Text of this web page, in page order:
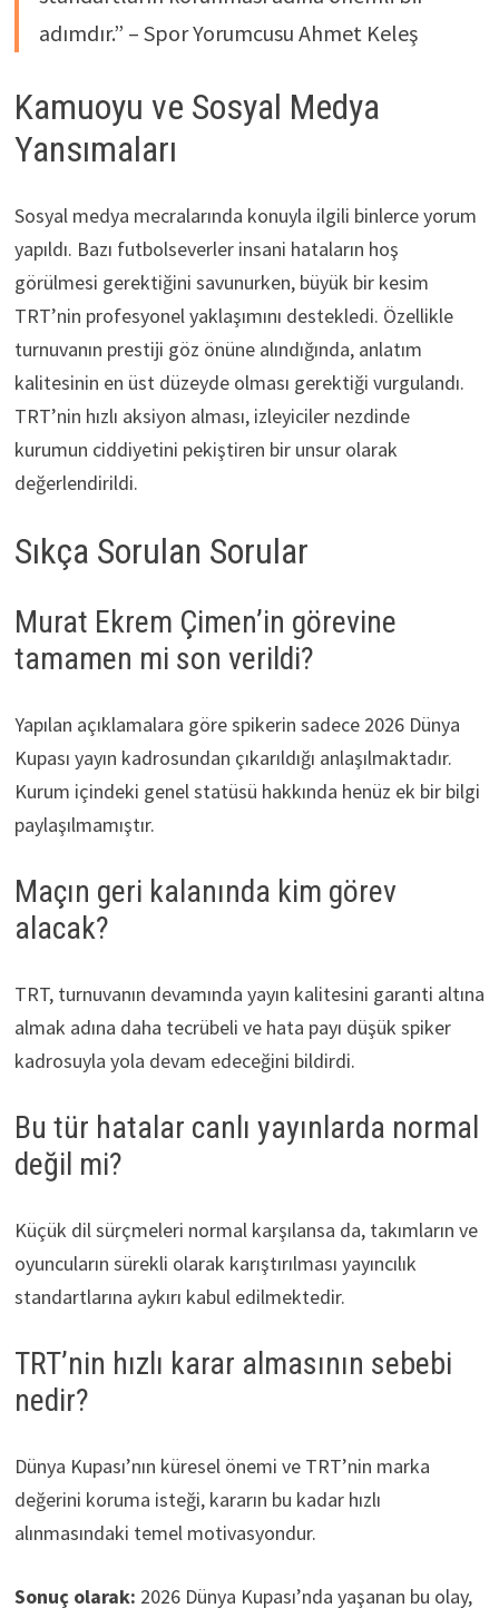
adımdır.” – Spor Yorumcusu Ahmet Keleş
Kamuoyu ve Sosyal Medya
Yansımaları
Sosyal medya mecralarında konuyla ilgili binlerce yorum
yapıldı. Bazı futbolseverler insani hataların hoş
görülmesi gerektiğini savunurken, büyük bir kesim
TRT’nin profesyonel yaklaşımını destekledi. Özellikle
turnuvanın prestiji göz önüne alındığında, anlatım
kalitesinin en üst düzeyde olması gerektiği vurgulandı.
TRT’nin hızlı aksiyon alması, izleyiciler nezdinde
kurumun ciddiyetini pekiştiren bir unsur olarak
değerlendirildi.
Sıkça Sorulan Sorular
Murat Ekrem Çimen’in görevine
tamamen mi son verildi?
Yapılan açıklamalara göre spikerin sadece 2026 Dünya
Kupası yayın kadrosundan çıkarıldığı anlaşılmaktadır.
Kurum içindeki genel statüsü hakkında henüz ek bir bilgi
paylaşılmamıştır.
Maçın geri kalanında kim görev
alacak?
TRT, turnuvanın devamında yayın kalitesini garanti altına
almak adına daha tecrübeli ve hata payı düşük spiker
kadrosuyla yola devam edeceğini bildirdi.
Bu tür hatalar canlı yayınlarda normal
değil mi?
Küçük dil sürçmeleri normal karşılansa da, takımların ve
oyuncuların sürekli olarak karıştırılması yayıncılık
standartlarına aykırı kabul edilmektedir.
TRT’nin hızlı karar almasının sebebi
nedir?
Dünya Kupası’nın küresel önemi ve TRT’nin marka
değerini koruma isteği, kararın bu kadar hızlı
alınmasındaki temel motivasyondur.
Sonuç olarak: 2026 Dünya Kupası’nda yaşanan bu olay,